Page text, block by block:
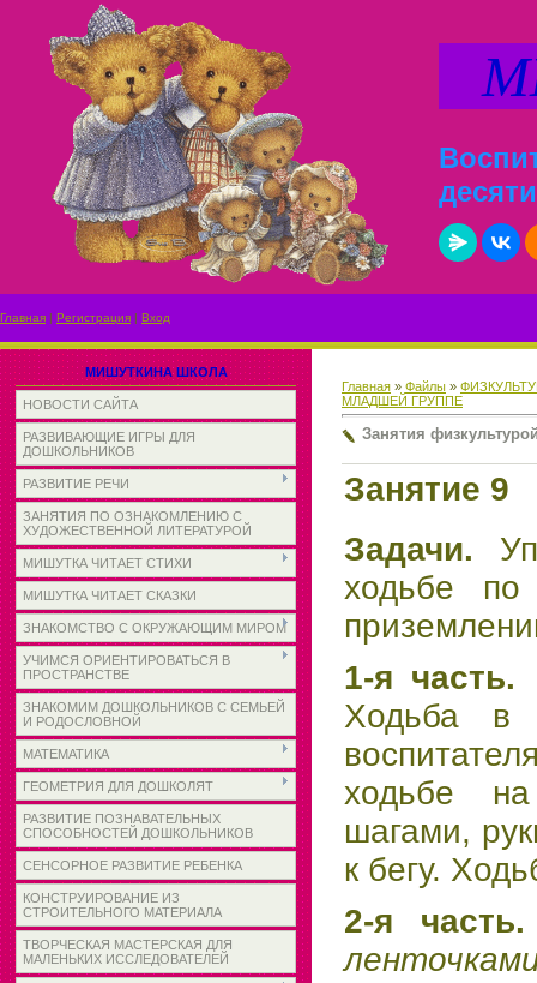
Главная | Регистрация | Вход
МИШУТКИНА ШКОЛА
НОВОСТИ САЙТА
РАЗВИВАЮЩИЕ ИГРЫ ДЛЯ
ДОШКОЛЬНИКОВ
РАЗВИТИЕ РЕЧИ
ЗАНЯТИЯ ПО ОЗНАКОМЛЕНИЮ С
ХУДОЖЕСТВЕННОЙ ЛИТЕРАТУРОЙ
МИШУТКА ЧИТАЕТ СТИХИ
МИШУТКА ЧИТАЕТ СКАЗКИ
ЗНАКОМСТВО С ОКРУЖАЮЩИМ МИРОМ
УЧИМСЯ ОРИЕНТИРОВАТЬСЯ В
ПРОСТРАНСТВЕ
ЗНАКОМИМ ДОШКОЛЬНИКОВ С СЕМЬЕЙ
И РОДОСЛОВНОЙ
МАТЕМАТИКА
ГЕОМЕТРИЯ ДЛЯ ДОШКОЛЯТ
РАЗВИТИЕ ПОЗНАВАТЕЛЬНЫХ
СПОСОБНОСТЕЙ ДОШКОЛЬНИКОВ
СЕНСОРНОЕ РАЗВИТИЕ РЕБЕНКА
КОНСТРУИРОВАНИЕ ИЗ
СТРОИТЕЛЬНОГО МАТЕРИАЛА
ТВОРЧЕСКАЯ МАСТЕРСКАЯ ДЛЯ
МАЛЕНЬКИХ ИССЛЕДОВАТЕЛЕЙ
Главная » Файлы »
МЛАДШЕЙ ГРУППЕ
Занятия
Занятие 9
Задачи.
ходьбе
1-я часть.
Ходьба в
ходьбе
шагами,
к бегу.
2-я